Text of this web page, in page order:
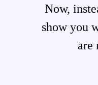
Now,
show you
are